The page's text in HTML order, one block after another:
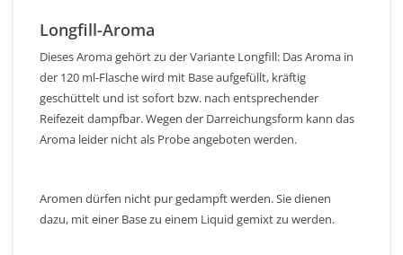
Longfill-Aroma
Dieses Aroma gehört zu der Variante Longfill: Das Aroma in
der 120 ml-Flasche wird mit Base aufgefüllt, kräftig
geschüttelt und ist sofort bzw. nach entsprechender
Reifezeit dampfbar. Wegen der Darreichungsform kann das
Aroma leider nicht als Probe angeboten werden.
Aromen dürfen nicht pur gedampft werden. Sie dienen
dazu, mit einer Base zu einem Liquid gemixt zu werden.